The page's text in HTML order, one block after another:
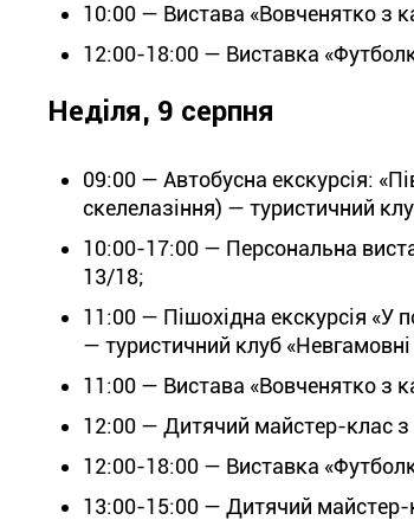
10:00 — Вистава «Вовченятко з
12:00-18:00 — Виставка
Неділя, 9 серпня
09:00 — Автобусна екскурсія:
скелелазіння) — туристичний
10:00-17:00 — Персональна
13/18;
11:00 — Пішохідна екскурсія «У
— туристичний клуб
11:00 — Вистава «Вовченятко з
12:00 — Дитячий майстер-клас з
12:00-18:00 — Виставка
13:00-15:00 — Дитячий майстер-